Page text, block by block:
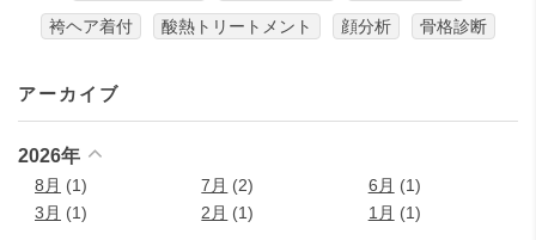
袴ヘア着付
酸熱トリートメント 顔分析 骨格診断
アーカイブ
2026年
8月 (1) 7月 (2) 6月 (1)
3月 (1) 2月 (1) 1月 (1)